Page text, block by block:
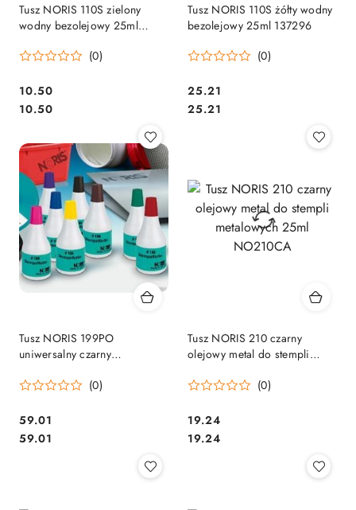
Tusz NORIS 110S zielony
wodny bezolejowy 25ml
(0)
Cena:
10.50
Cena:
10.50
Tusz NORIS 110S żółty wodny
bezolejowy 25ml 137296
(0)
Cena:
25.21
Cena:
25.21
Tusz NORIS 199PO
uniwersalny czarny
50ml
(0)
Cena:
59.01
Cena:
59.01
Tusz NORIS 210 czarny
olejowy metal do stempli
(0)
Cena:
19.24
Cena:
19.24